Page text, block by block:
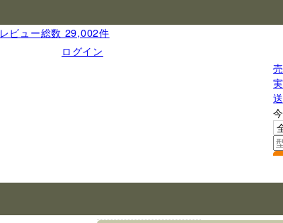
レビュー総数 29,002件
ログイン